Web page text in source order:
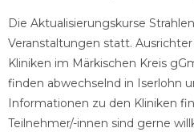
Die Aktualisierungskurse
Veranstaltungen statt.
Kliniken im Märkischen Kreis
finden abwechselnd in Iserlohn
Informationen zu den Kliniken
Teilnehmer/-innen sind gerne